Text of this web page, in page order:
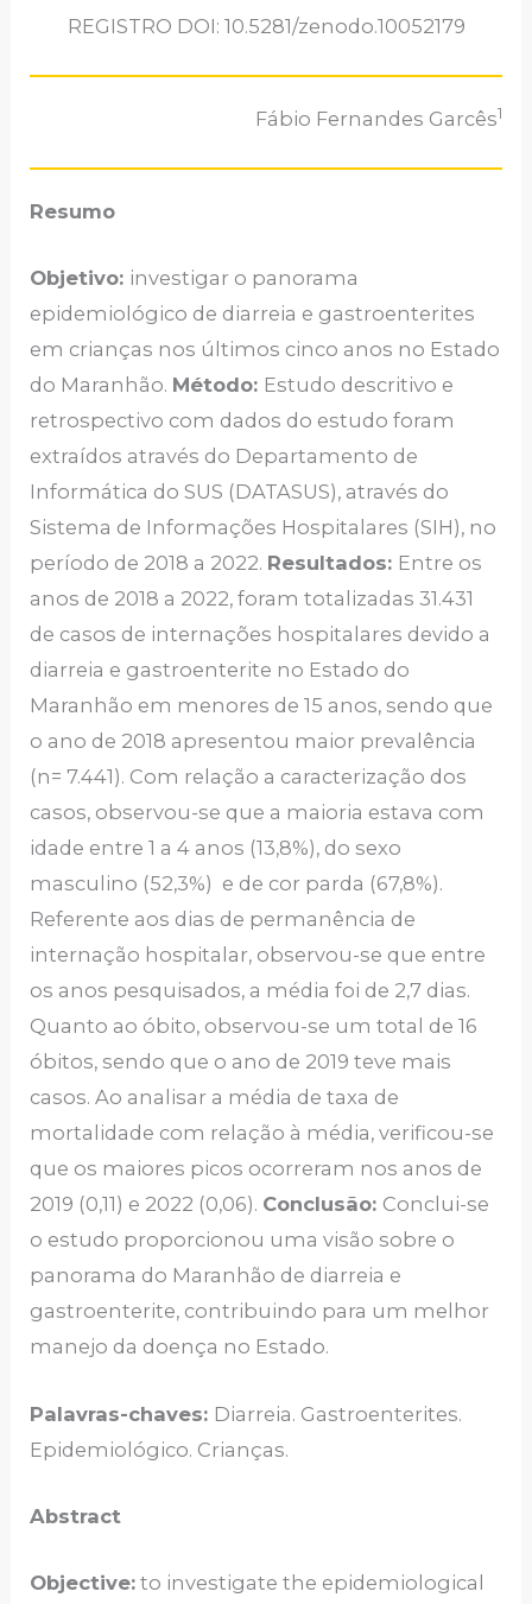
REGISTRO DOI: 10.5281/zenodo.10052179
Fábio Fernandes Garcês1
Resumo
Objetivo: investigar o panorama
epidemiológico de diarreia e gastroenterites
em crianças nos últimos cinco anos no Estado
do Maranhão. Método: Estudo descritivo e
retrospectivo com dados do estudo foram
extraídos através do Departamento de
Informática do SUS (DATASUS), através do
Sistema de Informações Hospitalares (SIH), no
período de 2018 a 2022. Resultados: Entre os
anos de 2018 a 2022, foram totalizadas 31.431
de casos de internações hospitalares devido a
diarreia e gastroenterite no Estado do
Maranhão em menores de 15 anos, sendo que
o ano de 2018 apresentou maior prevalência
(n= 7.441). Com relação a caracterização dos
casos, observou-se que a maioria estava com
idade entre 1 a 4 anos (13,8%), do sexo
masculino (52,3%) e de cor parda (67,8%).
Referente aos dias de permanência de
internação hospitalar, observou-se que entre
os anos pesquisados, a média foi de 2,7 dias.
Quanto ao óbito, observou-se um total de 16
óbitos, sendo que o ano de 2019 teve mais
casos. Ao analisar a média de taxa de
mortalidade com relação à média, verificou-se
que os maiores picos ocorreram nos anos de
2019 (0,11) e 2022 (0,06). Conclusão: Conclui-se
o estudo proporcionou uma visão sobre o
panorama do Maranhão de diarreia e
gastroenterite, contribuindo para um melhor
manejo da doença no Estado.
Palavras-chaves: Diarreia. Gastroenterites.
Epidemiológico. Crianças.
Abstract
Objective: to investigate the epidemiological